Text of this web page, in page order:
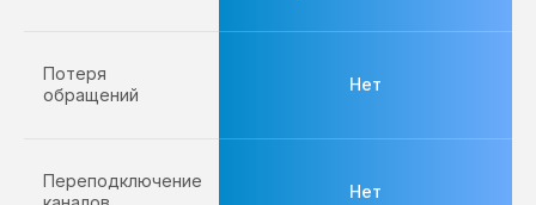
Потеря
обращений
Переподключение
Нет
Нет